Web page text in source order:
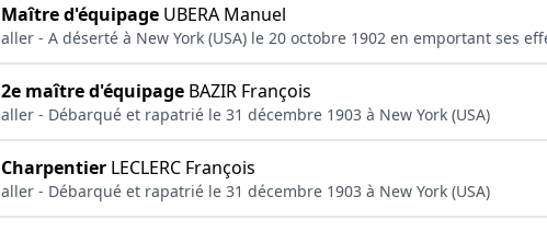
Maître d'équipage UBERA Manuel
aller - A déserté à New York (USA) le 20 octobre 1902 en emportant ses
2e maître d'équipage BAZIR François
aller - Débarqué et rapatrié le 31 décembre 1903 à New York (USA)
Charpentier LECLERC François
aller - Débarqué et rapatrié le 31 décembre 1903 à New York (USA)